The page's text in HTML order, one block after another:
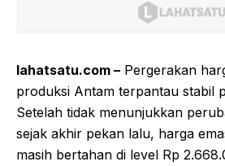
lahatsatu.com – Pergerakan
produksi Antam terpantau stabil
Setelah tidak menunjukkan
sejak akhir pekan lalu, harga
masih bertahan di level Rp